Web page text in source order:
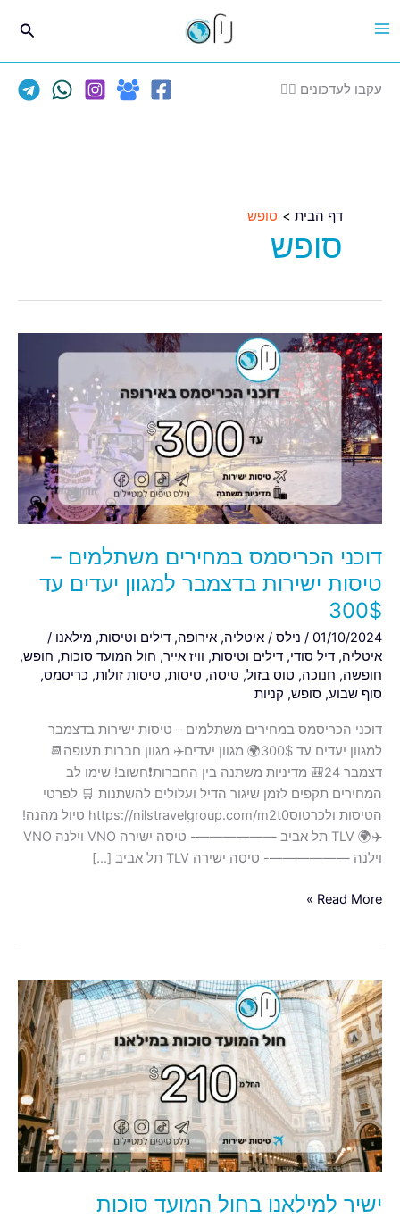
לתוכן
עקבו לעדכונים 👈🏽
דף הבית סופש
סופש
דוכני הכריסמס במחירים משתלמים –
טיסות ישירות בדצמבר למגוון יעדים עד
300$
01/10/2024
/ נילס / איטליה, אירופה, דילים וטיסות, מילאנו /
איטליה, דיל סודי, דילים וטיסות, וויז אייר, חול המועד סוכות, חופש,
חופשה, חנוכה, טוס בזול, טיסה, טיסות, טיסות זולות, כריסמס,
סוף שבוע, סופש, קניות
דוכני הכריסמס במחירים משתלמים – טיסות ישירות בדצמבר
למגוון יעדים עד 300$🌍 מגוון יעדים✈️ מגוון חברות תעופה📆
דצמבר 24🎒 מדיניות משתנה בין החברות❗️חשוב! שימו לב
המחירים תקפים לזמן שיגור הדיל ועלולים להשתנות 🛒 לפרטי
הטיסות ולכרטוסhttps://nilstravelgroup.com/m2t0 טיול מהנה!
✈️🌍 TLV תל אביב ——————- טיסה ישירה VNO וילנה VNO
וילנה ——————- טיסה ישירה TLV תל אביב […]
דוכני
הכריסמס
במחירים
משתלמים
–
טיסות
ישירות
בדצמבר
למגוון
עד
300$
Read More »
ישיר למילאנו בחול המועד סוכות
ישיר
למילאנו
בחול
המועד
סוכות